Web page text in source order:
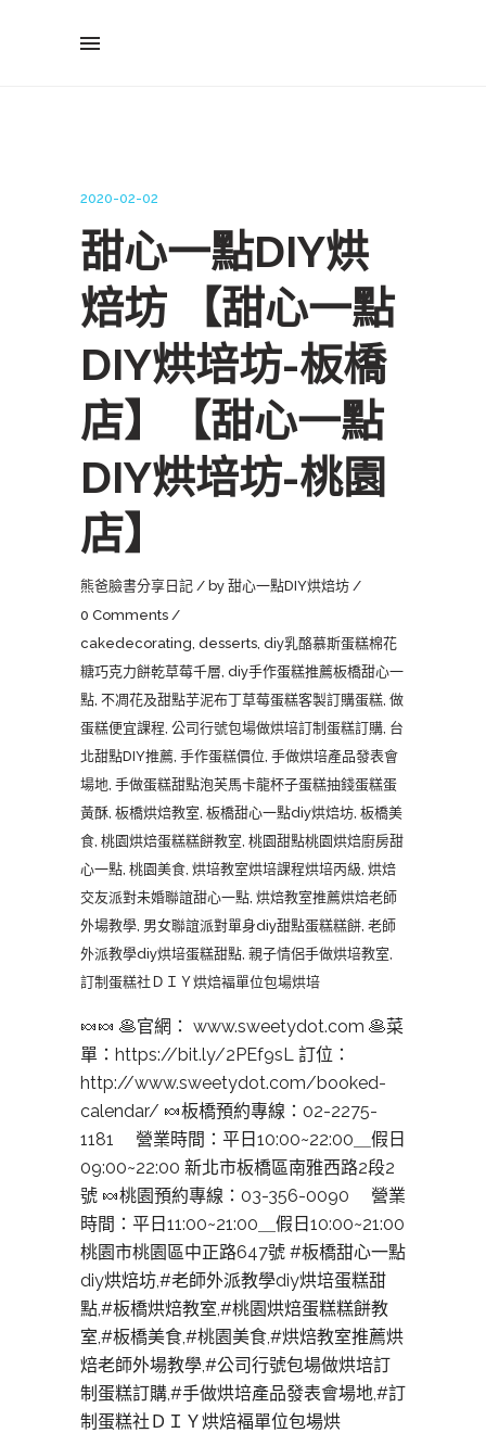
2020-02-02
甜心一點DIY烘
焙坊 【甜心一點
DIY烘培坊-板橋
店】【甜心一點
DIY烘培坊-桃園
店】
熊爸臉書分享日記 by 甜心一點DIY烘焙坊
0 Comments
cakedecorating, desserts, diy乳酪慕斯蛋糕棉花
糖巧克力餅乾草莓千層, diy手作蛋糕推薦板橋甜心一
點, 不凋花及甜點芋泥布丁草莓蛋糕客製訂購蛋糕, 做
蛋糕便宜課程, 公司行號包場做烘培訂制蛋糕訂購, 台
北甜點DIY推薦, 手作蛋糕價位, 手做烘培產品發表會
場地, 手做蛋糕甜點泡芙馬卡龍杯子蛋糕抽錢蛋糕蛋
黃酥, 板橋烘焙教室, 板橋甜心一點diy烘焙坊, 板橋美
食, 桃園烘焙蛋糕糕餅教室, 桃園甜點桃園烘焙廚房甜
心一點, 桃園美食, 烘培教室烘培課程烘培丙級, 烘焙
交友派對未婚聯誼甜心一點, 烘焙教室推薦烘焙老師
外場教學, 男女聯誼派對單身diy甜點蛋糕糕餅, 老師
外派教學diy烘培蛋糕甜點, 親子情侶手做烘培教室,
訂制蛋糕社ＤＩＹ烘焙褔單位包場烘培
🍬🍬 🥞官網： www.sweetydot.com 🥞菜
單：https://bit.ly/2PEf9sL 訂位：
http://www.sweetydot.com/booked-
calendar/ 🍬板橋預約專線：02-2275-
1181 營業時間：平日10:00~22:00＿假日
09:00~22:00 新北市板橋區南雅西路2段2
號 🍬桃園預約專線：03-356-0090 營業
時間：平日11:00~21:00＿假日10:00~21:00
桃園市桃園區中正路647號 #板橋甜心一點
diy烘焙坊,#老師外派教學diy烘培蛋糕甜
點,#板橋烘焙教室,#桃園烘焙蛋糕糕餅教
室,#板橋美食,#桃園美食,#烘焙教室推薦烘
焙老師外場教學,#公司行號包場做烘培訂
制蛋糕訂購,#手做烘培產品發表會場地,#訂
制蛋糕社ＤＩＹ烘焙褔單位包場烘